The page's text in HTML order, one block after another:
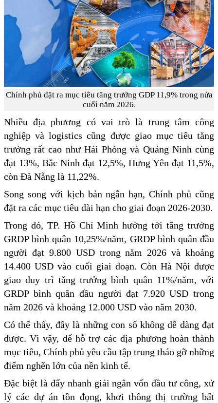
Chính phủ đặt ra mục tiêu tăng trưởng GDP 11,9% trong nửa
cuối năm 2026.
Nhiều địa phương có vai trò là trung tâm công
nghiệp và logistics cũng được giao mục tiêu tăng
trưởng rất cao như Hải Phòng và Quảng Ninh cùng
đạt 13%, Bắc Ninh đạt 12,5%, Hưng Yên đạt 11,5%,
còn Đà Nẵng là 11,22%.
Song song với kịch bản ngắn hạn, Chính phủ cũng
đặt ra các mục tiêu dài hạn cho giai đoạn 2026-2030.
Trong đó, TP. Hồ Chí Minh hướng tới tăng trưởng
GRDP bình quân 10,25%/năm, GRDP bình quân đầu
người đạt 9.800 USD trong năm 2026 và khoảng
14.400 USD vào cuối giai đoạn. Còn Hà Nội được
giao duy trì tăng trưởng bình quân 11%/năm, với
GRDP bình quân đầu người đạt 7.920 USD trong
năm 2026 và khoảng 12.000 USD vào năm 2030.
Có thể thấy, đây là những con số không dễ dàng đạt
được. Vì vậy, để hỗ trợ các địa phương hoàn thành
mục tiêu, Chính phủ yêu cầu tập trung tháo gỡ những
điểm nghẽn lớn của nền kinh tế.
Đặc biệt là đẩy nhanh giải ngân vốn đầu tư công, xử
lý các dự án tồn đọng, khơi thông thị trường bất